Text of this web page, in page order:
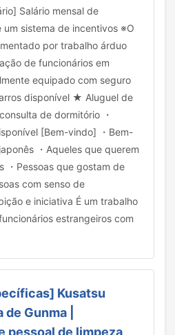
Salário mensal de
sistema de incentivos ※O
por trabalho árduo
de funcionários em
equipado com seguro
disponível ★ Aluguel de
de dormitório ・
[Bem-vindo] ・Bem-
・Aqueles que querem
・Pessoas que gostam de
com senso de
e iniciativa É um trabalho
estrangeiros com
Kusatsu
Gunma |
pessoal de limpeza